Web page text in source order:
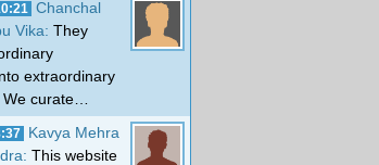
Chanchal
Vika: They
extraordinary
curate…
Kavya Mehra
This website